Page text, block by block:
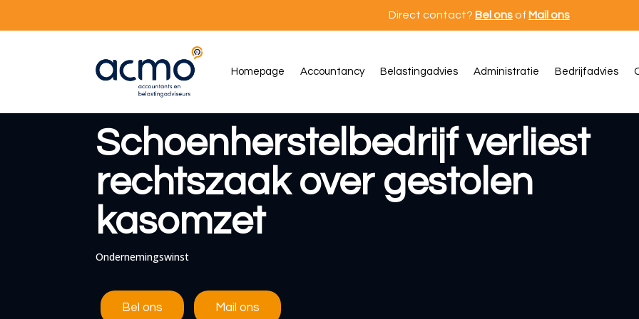
Direct contact? Bel onsof Mail ons
Homepage Accountancy Belastingadvies Administratie Bedrijfadvies
Schoenherstelbedrijf verliest
rechtszaak over gestolen
kasomzet
Ondernemingswinst
Bel ons Mail ons